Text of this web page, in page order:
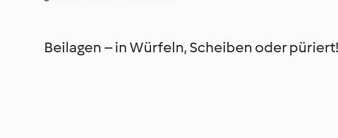
Beilagen – in Würfeln, Scheiben oder püriert!